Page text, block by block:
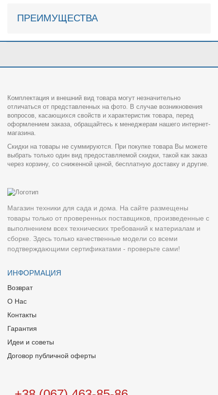
ПРЕИМУЩЕСТВА
Комплектация и внешний вид товара могут незначительно
отличаться от представленных на фото. В случае возникновения
вопросов, касающихся свойств и характеристик товара, перед
оформлением заказа, обращайтесь к менеджерам нашего интернет-
магазина.
Скидки на товары не суммируются. При покупке товара Вы можете
выбрать только один вид предоставляемой скидки, такой как заказ
через корзину, со сниженной ценой, бесплатную доставку и другие.
Магазин техники для сада и дома. На сайте размещены
товары только от проверенных поставщиков, произведенные с
выполнением всех технических требований к материалам и
сборке. Здесь только качественные модели со всеми
подтверждающими сертификатами - проверьте сами!
ИНФОРМАЦИЯ
Возврат
О Нас
Контакты
Гарантия
Идеи и советы
Договор публичной оферты